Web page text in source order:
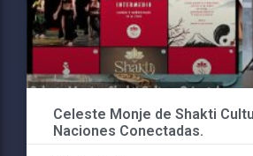
Celeste Monje de Shakti
Naciones Conectadas.